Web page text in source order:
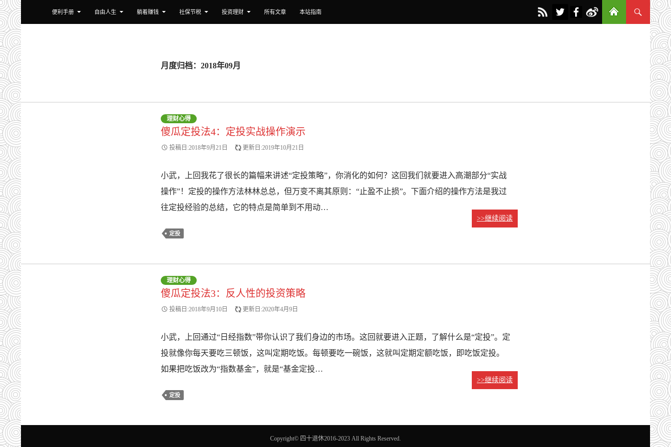
小武爸爸
索
便利手册
自由人生 躺着赚钱 社保节税 投资理财 所有文章 本站指南
月度归档：2018年09月
理财心得
傻瓜定投法4：定投实战操作演示
投稿日:2018年9月21日 更新日:2019年10月21日
小武，上回我花了很长的篇幅来讲述“定投策略”，你消化的如何？这回我们就要进入高潮部分“实战
操作”！定投的操作方法林林总总，但万变不离其原则：“止盈不止损”。下面介绍的操作方法是我过
往定投经验的总结，它的特点是简单到不用动…
>>继续阅读
定投
理财心得
傻瓜定投法3：反人性的投资策略
投稿日:2018年9月10日 更新日:2020年4月9日
小武，上回通过“日经指数”带你认识了我们身边的市场。这回就要进入正题，了解什么是“定投”。定
投就像你每天要吃三顿饭，这叫定期吃饭。每顿要吃一碗饭，这就叫定期定额吃饭，即吃饭定投。
如果把吃饭改为“指数基金”，就是“基金定投…
>>继续阅读
定投
Copyright© 四十退休2016-2023 All Rights Reserved.